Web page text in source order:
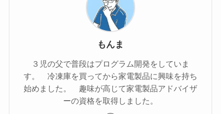
もんま
３児の父で普段はプログラム開発をしていま
す。 冷凍庫を買ってから家電製品に興味を持ち
始めました。 趣味が高じて家電製品アドバイザ
ーの資格を取得しました。